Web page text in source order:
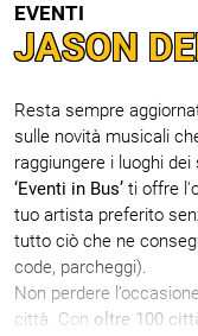
EVENTI
JASON
Resta sempre
sulle novità musicali
raggiungere i luoghi
‘Eventi in Bus’ ti offre
tuo artista preferito
tutto ciò che ne
code, parcheggi).
Non perdere
città. Con oltre 100